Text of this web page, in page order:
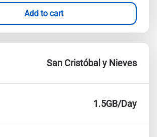
Add to cart
San Cristóbal y Nieves
1.5GB/Day